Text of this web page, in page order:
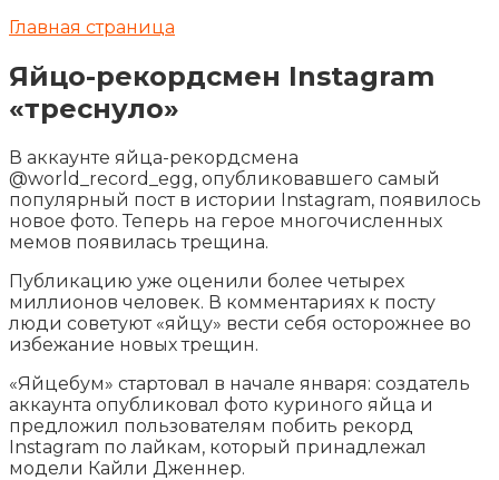
Главная страница
Яйцо-рекордсмен Instagram
«треснуло»
В аккаунте яйца-рекордсмена
@world_record_egg, опубликовавшего самый
популярный пост в истории Instagram, появилось
новое фото. Теперь на герое многочисленных
мемов появилась трещина.
Публикацию уже оценили более четырех
миллионов человек. В комментариях к посту
люди советуют «яйцу» вести себя осторожнее во
избежание новых трещин.
«Яйцебум» стартовал в начале января: создатель
аккаунта опубликовал фото куриного яйца и
предложил пользователям побить рекорд
Instagram по лайкам, который принадлежал
модели Кайли Дженнер.